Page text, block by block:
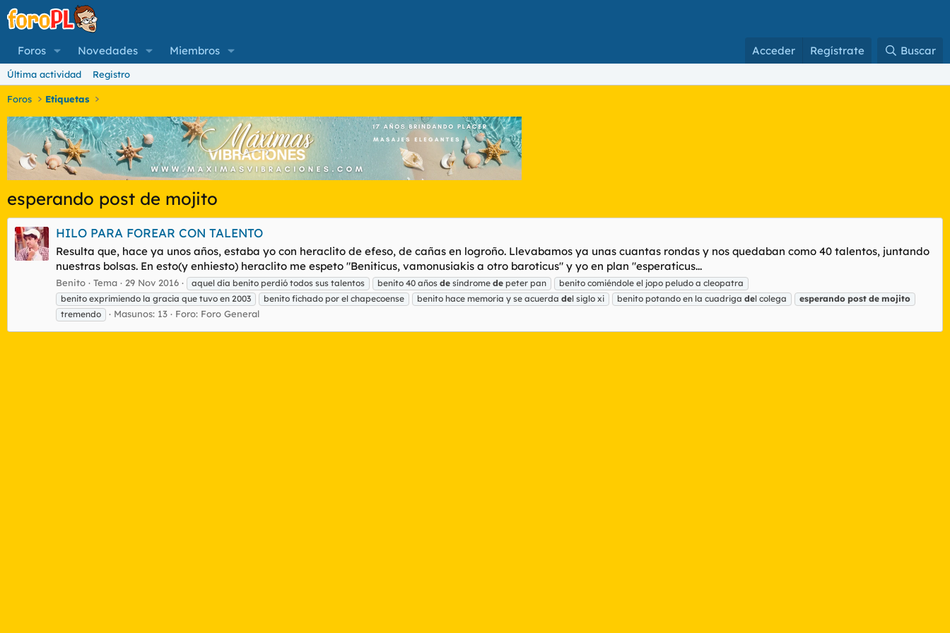
Foros Novedades Miembros Acceder Regístrate Buscar
Última actividad Registro
Foros Etiquetas
esperando post de mojito
HILO PARA FOREAR CON TALENTO
Resulta que, hace ya unos años, estaba yo con heraclito de efeso, de cañas en logroño. Llevabamos ya unas cuantas rondas y nos quedaban como 40 talentos, juntando
nuestras bolsas. En esto(y enhiesto) heraclito me espeto "Beniticus, vamonusiakis a otro baroticus" y yo en plan "esperaticus...
Benito Tema 29 Nov 2016 aquel día benito perdió todos sus talentos benito 40 años de síndrome de peter pan
benito comiéndole el jopo peludo a cleopatra
benito exprimiendo la gracia que tuvo en 2003
benito fichado por el chapecoense benito hace memoria y se acuerda del siglo xi benito potando en la cuadriga del colega esperando post de mojito
tremendo
Masunos: 13 Foro: Foro General